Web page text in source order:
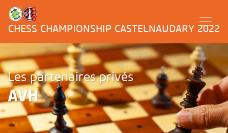
CHESS CHAMPIONSHIP CASTELNAUDARY 2022
Les partenaires privés
AVH